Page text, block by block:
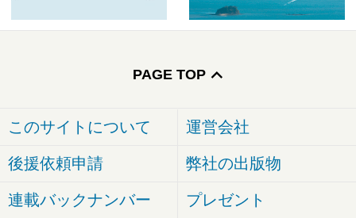
PAGE TOP
このサイトについて 運営会社
後援依頼申請 弊社の出版物
連載バックナンバー プレゼント